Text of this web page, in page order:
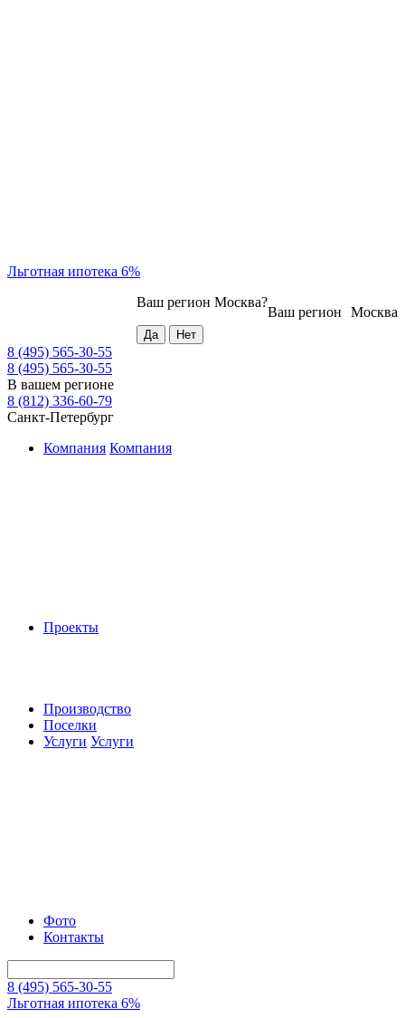
Льготная ипотека 6%
Москва
Ваш регион
Ваш регион Москва?
8 (495) 565-30-55
8 (495) 565-30-55
В вашем регионе
8 (812) 336-60-79
Санкт-Петербург
Компания Компания
Проекты
Производство
Поселки
Услуги Услуги
Фото
Контакты
8 (495) 565-30-55
Льготная ипотека 6%